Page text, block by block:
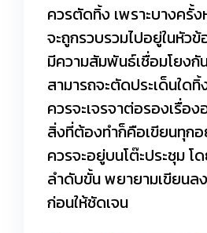
ควรตัดทิ้ง เพราะบางครั้
จะถูกรวบรวมไปอยู่ในหัว
มีความสัมพันธ์เชื่อมโยงกั
สามารถจะตัดประเด็นใดทิ้
ควรจะเจรจาต่อรองเรื่อ
สิ่งที่ต้องทำก็คือเขียนทุกอ
ควรจะอยู่บนโต๊ะประชุม โ
ลำดับขั้น พยายามเขียนล
ก่อนให้ชัดเจน